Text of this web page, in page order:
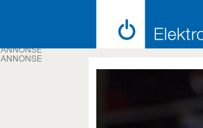
ANNONSE
ANNONSE